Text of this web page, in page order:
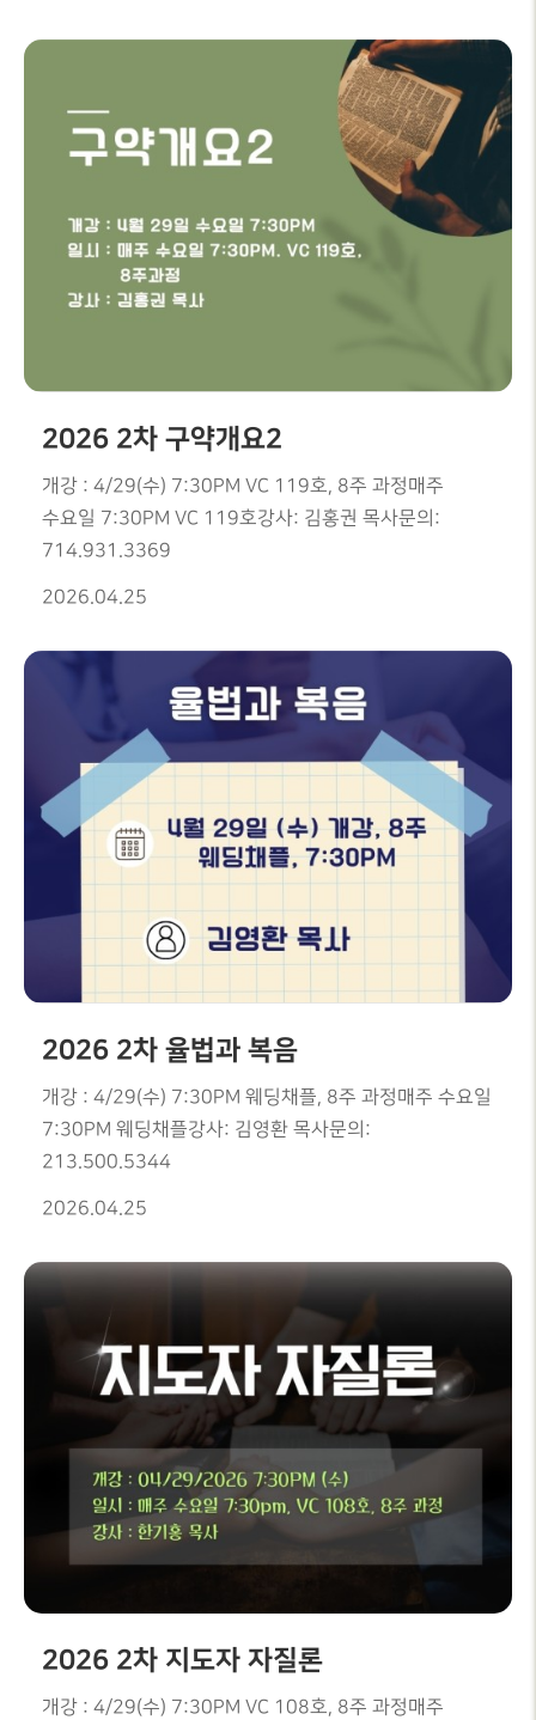
2026 2차 구약개요2
개강 : 4/29(수) 7:30PM VC 119호, 8주 과정매주
수요일 7:30PM VC 119호강사: 김홍권 목사문의:
714.931.3369
2026.04.25
2026 2차 율법과 복음
개강 : 4/29(수) 7:30PM 웨딩채플, 8주 과정매주 수요일
7:30PM 웨딩채플강사: 김영환 목사문의:
213.500.5344
2026.04.25
2026 2차 지도자 자질론
개강 : 4/29(수) 7:30PM VC 108호, 8주 과정매주